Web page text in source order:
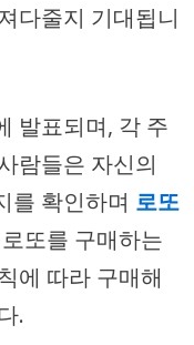
다줄지 기대됩니
발표되며, 각 주
람들은 자신의
를 확인하며 로또
또를 구매하는
에 따라 구매해
.